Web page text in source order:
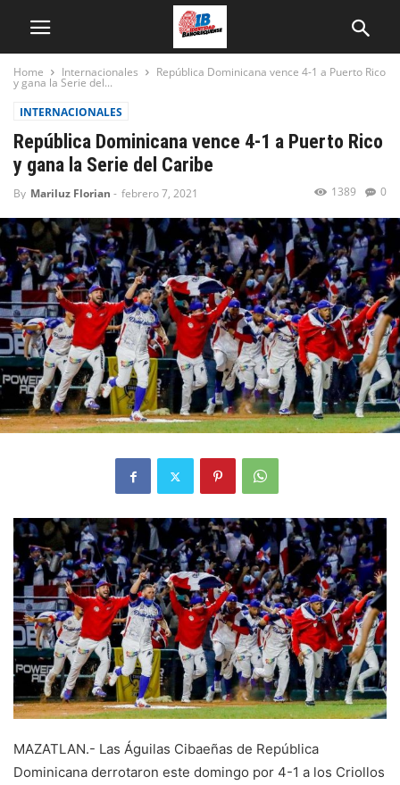
Home Internacionales República Dominicana vence 4-1 a Puerto Rico
y gana la Serie del...
INTERNACIONALES
República Dominicana vence 4-1 a Puerto Rico
y gana la Serie del Caribe
By Mariluz Florian - febrero 7, 2021 0
1389
MAZATLAN.- Las Águilas Cibaeñas de República
Dominicana derrotaron este domingo por 4-1 a los Criollos